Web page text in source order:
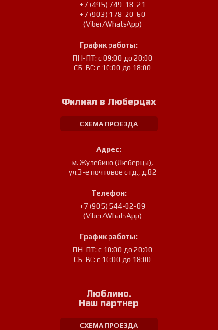
+7 (495) 749-18-21
+7 (903) 178-20-60
(Viber/WhatsApp)
График работы:
ПН-ПТ: с 09:00 до 20:00
СБ-ВС: с 10:00 до 18:00
Филиал в Люберцах
СХЕМА ПРОЕЗДА
Адрес:
м. Жулебино (Люберцы),
ул.3-е почтовое отд., д.82
Телефон:
+7 (905) 544-02-09
(Viber/WhatsApp)
График работы:
ПН-ПТ: с 10:00 до 20:00
СБ-ВС: с 10:00 до 18:00
Люблино.
Наш партнер
СХЕМА ПРОЕЗДА